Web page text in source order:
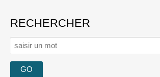
RECHERCHER
Rechercher :